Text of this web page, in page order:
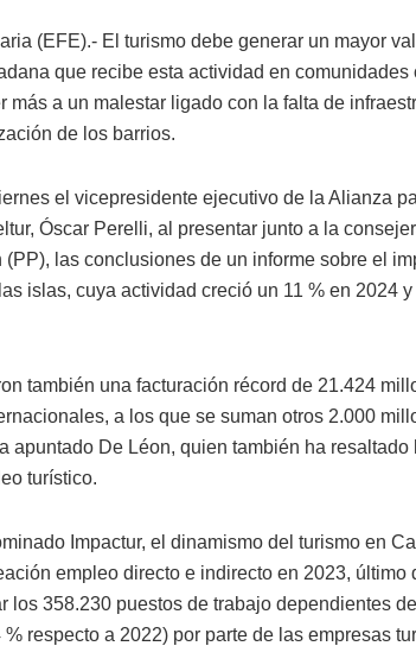
(EFE).- El turismo debe generar un mayor
que recibe esta actividad en comunidades
más a un malestar ligado con la falta de
de los barrios.
el vicepresidente ejecutivo de la Alianza
Óscar Perelli, al presentar junto a la
las conclusiones de un informe sobre el
islas, cuya actividad creció un 11 % en 2024 y
también una facturación récord de 21.424
a los que se suman otros 2.000
apuntado De Léon, quien también ha resaltado
turístico.
Impactur, el dinamismo del turismo en
empleo directo e indirecto en 2023, último
los 358.230 puestos de trabajo dependientes
respecto a 2022) por parte de las empresas